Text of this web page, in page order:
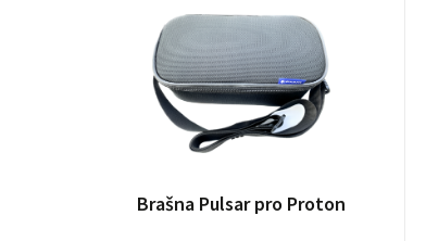
Brašna Pulsar pro Proton